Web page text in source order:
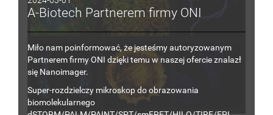
A-Biotech Partnerem firmy ONI
Miło nam poinformować, że jesteśmy autoryzowanym
Partnerem firmy ONI dzięki temu wnaszej ofercie znalazł
się Nanoimager.
Super-rozdzielczy mikroskop do obrazowania
biomolekularnego